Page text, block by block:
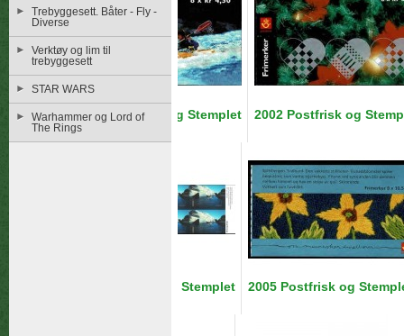
Trebyggesett. Båter - Fly -
Diverse
Verktøy og lim til
trebyggesett
STAR WARS
Warhammer og Lord of
The Rings
2001 Postfrisk og Stemplet 2002 Postfrisk og
Hygieneiv> �
2004 Postfrisk og Stemplet 2005 Postfrisk og